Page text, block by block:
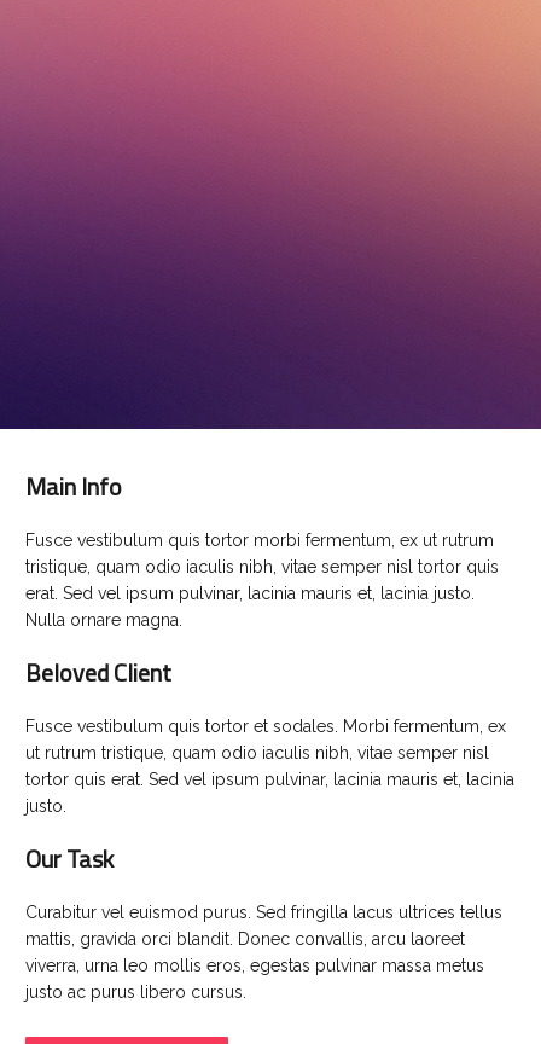
MainInfo
Fusce vestibulum quis tortor morbi fermentum, ex ut rutrum
tristique, quam odio iaculis nibh, vitae semper nisl tortor quis
erat. Sed vel ipsum pulvinar, lacinia mauris et, lacinia justo.
Nulla ornare magna.
BelovedClient
Fusce vestibulum quis tortor et sodales. Morbi fermentum, ex
ut rutrum tristique, quam odio iaculis nibh, vitae semper nisl
tortor quis erat. Sed vel ipsum pulvinar, lacinia mauris et, lacinia
justo.
OurTask
Curabitur vel euismod purus. Sed fringilla lacus ultrices tellus
mattis, gravida orci blandit. Donec convallis, arcu laoreet
viverra, urna leo mollis eros, egestas pulvinar massa metus
justo ac purus libero cursus.